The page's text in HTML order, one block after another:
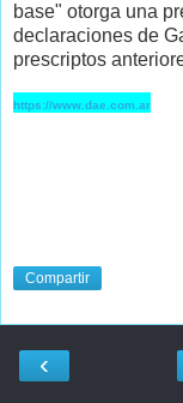
base" otorga una
declaraciones de
prescriptos
https://www.dae.com.ar
Compartir
‹